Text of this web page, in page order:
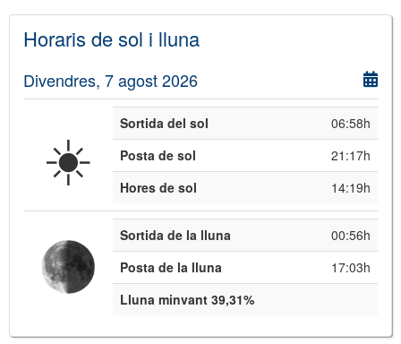
JS library for interactive maps
©OpenStreetMap
and its contributors (CC BY-SH 4.0)
©Institut Cartogràfic i Geològic de
Catalunya
Horaris de sol i lluna
Divendres, 7 agost 2026
☀️ Sortida del sol
06:58h
Posta de sol
21:17h
Hores de sol
14:19h
Sortida de la lluna
00:56h
Posta de la lluna
17:03h
Lluna minvant 39,31%